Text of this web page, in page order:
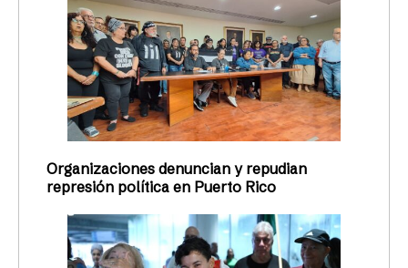
Organizaciones denuncian y repudian
represión política en Puerto Rico